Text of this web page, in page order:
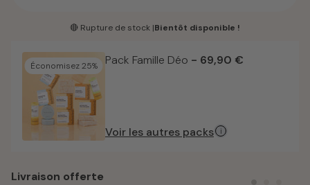
🔴 Rupture de stock |Bientôt disponible !
Économisez 25% Pack Famille Déo - 69,90 €
Voir les autres packs i
Livraison offerte